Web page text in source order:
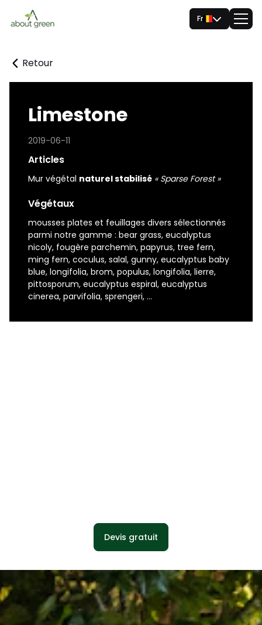
Fr
Retour
Limestone
2019-06-11
Articles
Mur végétal naturel stabilisé « Sparse Forest »
Végétaux
mousses plates et feuillages divers sélectionnés
parmi notre gamme : bear grass, eucalyptus
nicoly, fougère parchemin, papyrus, tree fern,
ming fern, coculus, salal, gunny, eucalyptus baby
blue, longifolia, brom, populus, longifolia, lierre,
pittosporum, eucalyptus espiral, eucalyptus
cinerea, parvifolia, sprengeri, …
Devis gratuit